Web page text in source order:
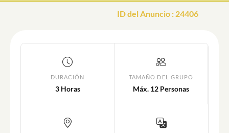
ID del Anuncio : 24406
DURACIÓN
3 Horas
TAMAÑO DEL GRUPO
Máx. 12 Personas